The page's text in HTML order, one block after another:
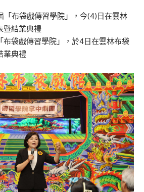
布袋戲傳習學院」，於4日在雲林布袋
業典禮